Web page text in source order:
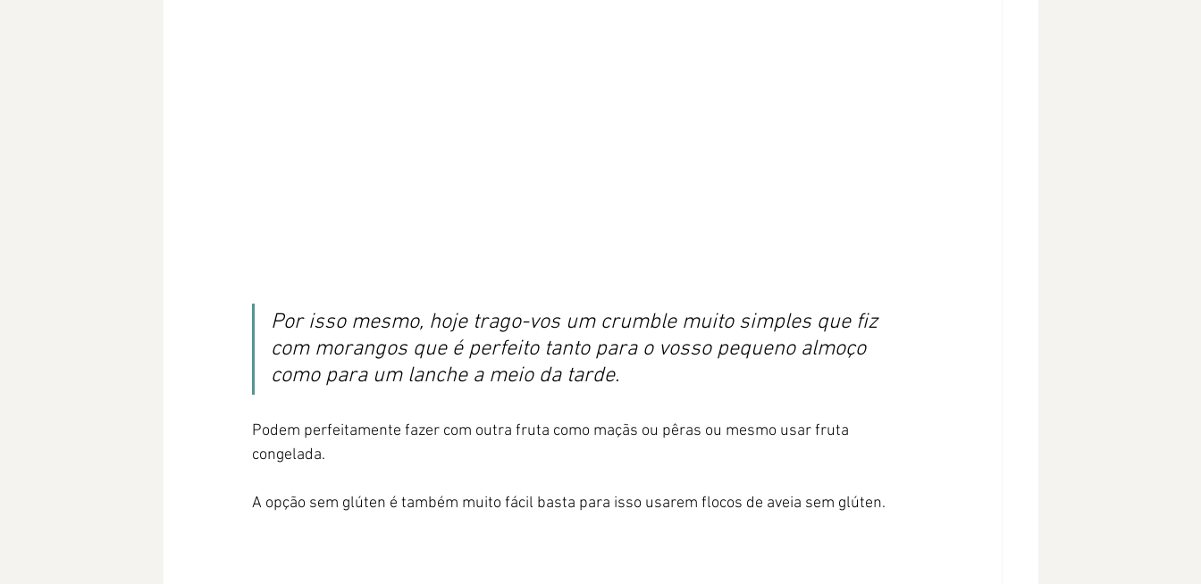
Por isso mesmo, hoje trago-vos um crumble muito simples que fiz
com morangos que é perfeito tanto para o vosso pequeno almoço
como para um lanche a meio da tarde.
Podem perfeitamente fazer com outra fruta como maçãs ou pêras ou mesmo usar fruta
congelada.
A opção sem glúten é também muito fácil basta para isso usarem flocos de aveia sem glúten.